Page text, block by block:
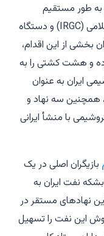
به طور مستقیم
شریان‌های مالی سپاه پاسداران انقلاب اسلامی (IRGC) و دستگاه
بخشی از این اقدام،
و هشت کشتی را به
ایران به عنوان
همچنین سه نهاد و
با منشأ ایرانی
بازیگران اصلی در یک
نفت ایران به
نهادهای مستقر در
این نفت را تسهیل